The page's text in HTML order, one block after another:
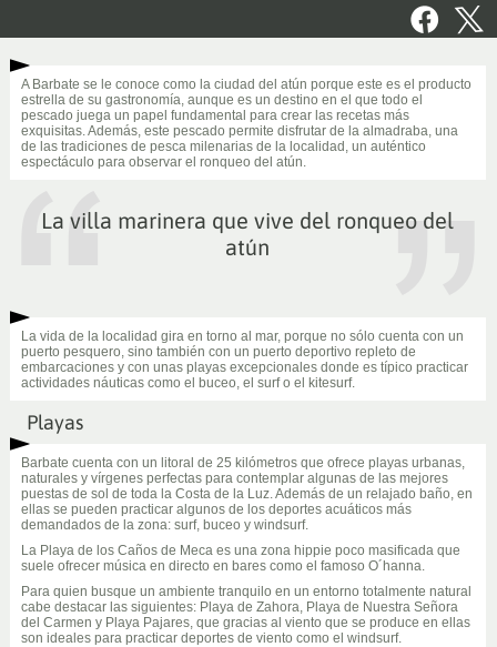
A Barbate se le conoce como la ciudad del atún porque este es el producto
estrella de su gastronomía, aunque es un destino en el que todo el
pescado juega un papel fundamental para crear las recetas más
exquisitas. Además, este pescado permite disfrutar de la almadraba, una
de las tradiciones de pesca milenarias de la localidad, un auténtico
espectáculo para observar el ronqueo del atún.
La villa marinera que vive del ronqueo del
atún
La vida de la localidad gira en torno al mar, porque no sólo cuenta con un
puerto pesquero, sino también con un puerto deportivo repleto de
embarcaciones y con unas playas excepcionales donde es típico practicar
actividades náuticas como el buceo, el surf o el kitesurf.
Playas
Barbate cuenta con un litoral de 25 kilómetros que ofrece playas urbanas,
naturales y vírgenes perfectas para contemplar algunas de las mejores
puestas de sol de toda la Costa de la Luz. Además de un relajado baño, en
ellas se pueden practicar algunos de los deportes acuáticos más
demandados de la zona: surf, buceo y windsurf.
La Playa de los Caños de Meca es una zona hippie poco masificada que
suele ofrecer música en directo en bares como el famoso O´hanna.
Para quien busque un ambiente tranquilo en un entorno totalmente natural
cabe destacar las siguientes: Playa de Zahora, Playa de Nuestra Señora
del Carmen y Playa Pajares, que gracias al viento que se produce en ellas
son ideales para practicar deportes de viento como el windsurf.